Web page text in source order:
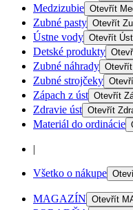
Medzizubie Otevřít
Zubné pasty Otevřít
Ústne vody Otevřít
Detské produkty
Zubné náhrady Otevřít
Zubné strojčeky
Zápach z úst Otevřít
Zdravie úst Otevřít
Materiál do ordinácie
|
Všetko o nákupe
MAGAZÍN Otevřít